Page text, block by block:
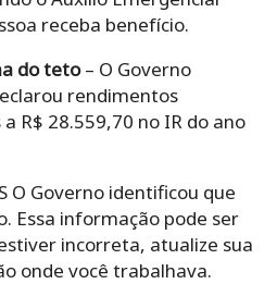
receba benefício.
do teto– O Governo
rendimentos
R$ 28.559,70 no IR do ano
O Governo identificou que
Essa informação pode ser
incorreta, atualize sua
onde você trabalhava.